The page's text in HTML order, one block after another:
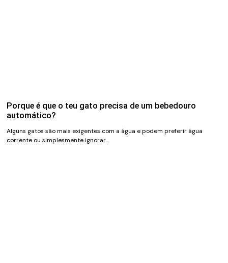
Porque é que o teu gato precisa de um bebedouro
automático?
Alguns gatos são mais exigentes com a água e podem preferir água
corrente ou simplesmente ignorar…